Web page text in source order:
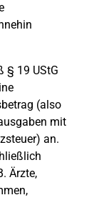
§ 19 UStG
(also
mit
an.
Ärzte,